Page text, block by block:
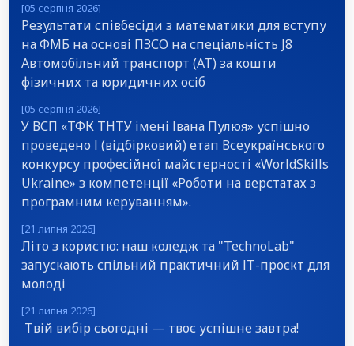
[05 серпня 2026]
Результати співбесіди з математики для вступу
на ФМБ на основі ПЗСО на спеціальність J8
Автомобільний транспорт (АТ) за кошти
фізичних та юридичних осіб
[05 серпня 2026]
У ВСП «ТФК ТНТУ імені Івана Пулюя» успішно
проведено І (відбірковий) етап Всеукраїнського
конкурсу професійної майстерності «WorldSkills
Ukraine» з компетенції «Роботи на верстатах з
програмним керуванням».
[21 липня 2026]
Літо з користю: наш коледж та "TechnoLab"
запускають спільний практичний ІТ-проєкт для
молоді
[21 липня 2026]
Твій вибір сьогодні — твоє успішне завтра!